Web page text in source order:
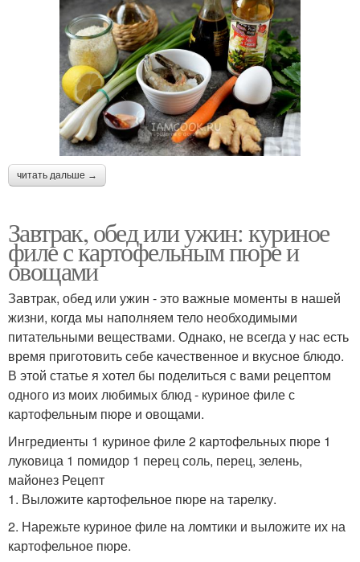
читать дальше →
Завтрак, обед или ужин: куриное
филе с картофельным пюре и
овощами
Завтрак, обед или ужин - это важные моменты в нашей
жизни, когда мы наполняем тело необходимыми
питательными веществами. Однако, не всегда у нас есть
время приготовить себе качественное и вкусное блюдо.
В этой статье я хотел бы поделиться с вами рецептом
одного из моих любимых блюд - куриное филе с
картофельным пюре и овощами.
Ингредиенты 1 куриное филе 2 картофельных пюре 1
луковица 1 помидор 1 перец соль, перец, зелень,
майонез Рецепт
1. Выложите картофельное пюре на тарелку.
2. Нарежьте куриное филе на ломтики и выложите их на
картофельное пюре.